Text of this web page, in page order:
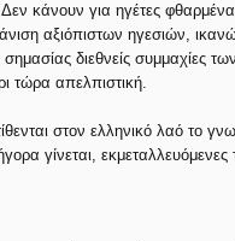
Δεν κάνουν για ηγέτες
αξιόπιστων ηγεσιών,
σημασίας διεθνείς συμμαχίες
τώρα απελπιστική.
στον ελληνικό λαό το
γίνεται,